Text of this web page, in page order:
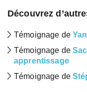
Découvrez
Témoignage de
Témoignage de
apprentissage
Témoignage de